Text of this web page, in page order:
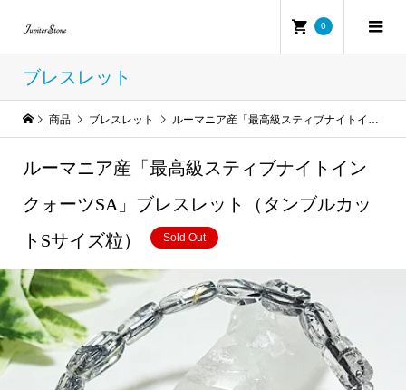
0
ブレスレット
商品 ブレスレット ルーマニア産「最高級スティブナイトインクォーツSA」ブレスレット（タンブルカットSサイズ粒）
ルーマニア産「最高級スティブナイトイン
クォーツSA」ブレスレット（タンブルカッ
トSサイズ粒）
Sold Out